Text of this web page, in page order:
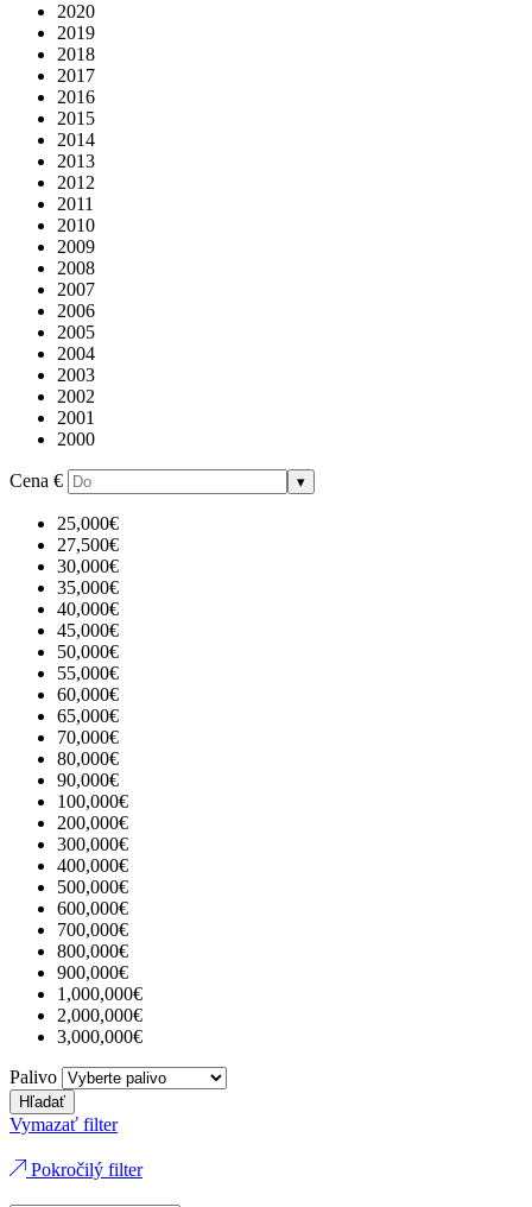
2020
2019
2018
2017
2016
2015
2014
2013
2012
2011
2010
2009
2008
2007
2006
2005
2004
2003
2002
2001
2000
Cena € ▾
25,000€
27,500€
30,000€
35,000€
40,000€
45,000€
50,000€
55,000€
60,000€
65,000€
70,000€
80,000€
90,000€
100,000€
200,000€
300,000€
400,000€
500,000€
600,000€
700,000€
800,000€
900,000€
1,000,000€
2,000,000€
3,000,000€
Palivo
Hľadať
Vymazať filter
Pokročilý filter